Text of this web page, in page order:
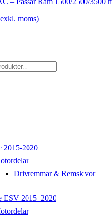
exkl. moms)
2015-2020
Drivremmar & Remskivor
ESV 2015–2020